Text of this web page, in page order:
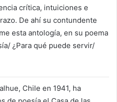
crítica, intuiciones e
De ahí su contundente
esta antología, en su poema
¿Para qué puede servir/
Chile en 1941, ha